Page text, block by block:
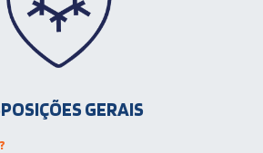
GERAIS